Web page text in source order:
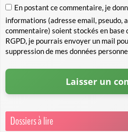
En postant ce commentaire, je
informations (adresse email, pseudo,
commentaire) soient stockés en base
RGPD, je pourrais envoyer un mail
suppression de mes données
Dossiers à lire